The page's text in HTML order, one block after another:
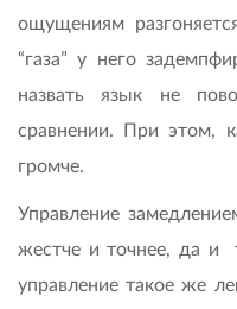
ощущениям
“газа” у него
назвать язык не
сравнении. При этом,
громче.
Управление
жестче и точнее, да и
управление такое же